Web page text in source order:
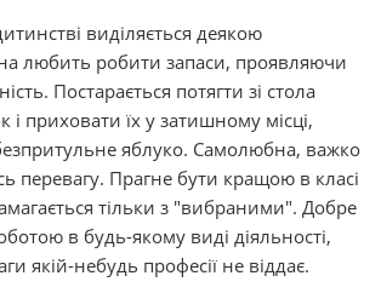
виділяється деякою
любить робити запаси, проявляючи
Постарається потягти зі стола
і приховати їх у затишному місці,
яблуко. Самолюбна, важко
перевагу. Прагне бути кращою в класі
тільки з "вибраними". Добре
в будь-якому виді діяльності,
якій-небудь професії не віддає.